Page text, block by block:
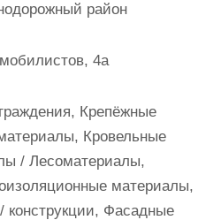
район
4а
Крепёжные
Кровельные
/ Лесоматериалы,
материалы,
Фасадные